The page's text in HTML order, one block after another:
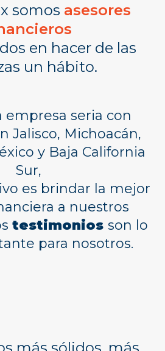
somos asesores
en hacer de las
un hábito.
empresa seria con
Jalisco, Michoacán,
y Baja California
Sur,
es brindar la mejor
a nuestros
testimonios son lo
para nosotros.